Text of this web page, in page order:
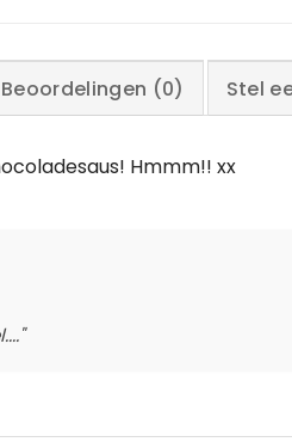
Beoordelingen (0) Stel
Hmmm!! xx